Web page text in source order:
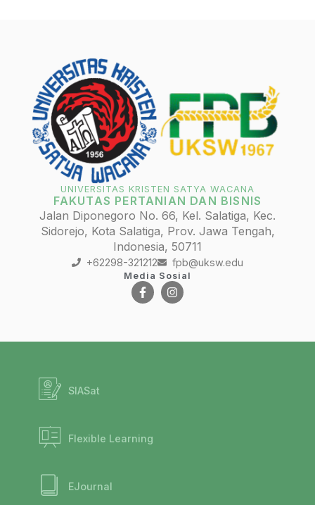
UNIVERSITAS KRISTEN SATYA WACANA
FAKUTAS PERTANIAN DAN BISNIS
Jalan Diponegoro No. 66, Kel. Salatiga, Kec.
Sidorejo, Kota Salatiga, Prov. Jawa Tengah,
Indonesia, 50711
+62298-321212 fpb@uksw.edu
Media Sosial
SIASat
Flexible Learning
EJournal